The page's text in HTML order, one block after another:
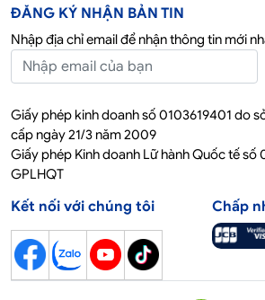
ĐĂNG KÝ NHẬN BẢN TIN
Nhập địa chỉ email để nhận thông tin mới
Giấy phép kinh doanh số 0103619401 do
cấp ngày 21/3 năm 2009
Giấy phép Kinh doanh Lữ hành Quốc tế số
GPLHQT
Kết nối với chúng tôi Chấp